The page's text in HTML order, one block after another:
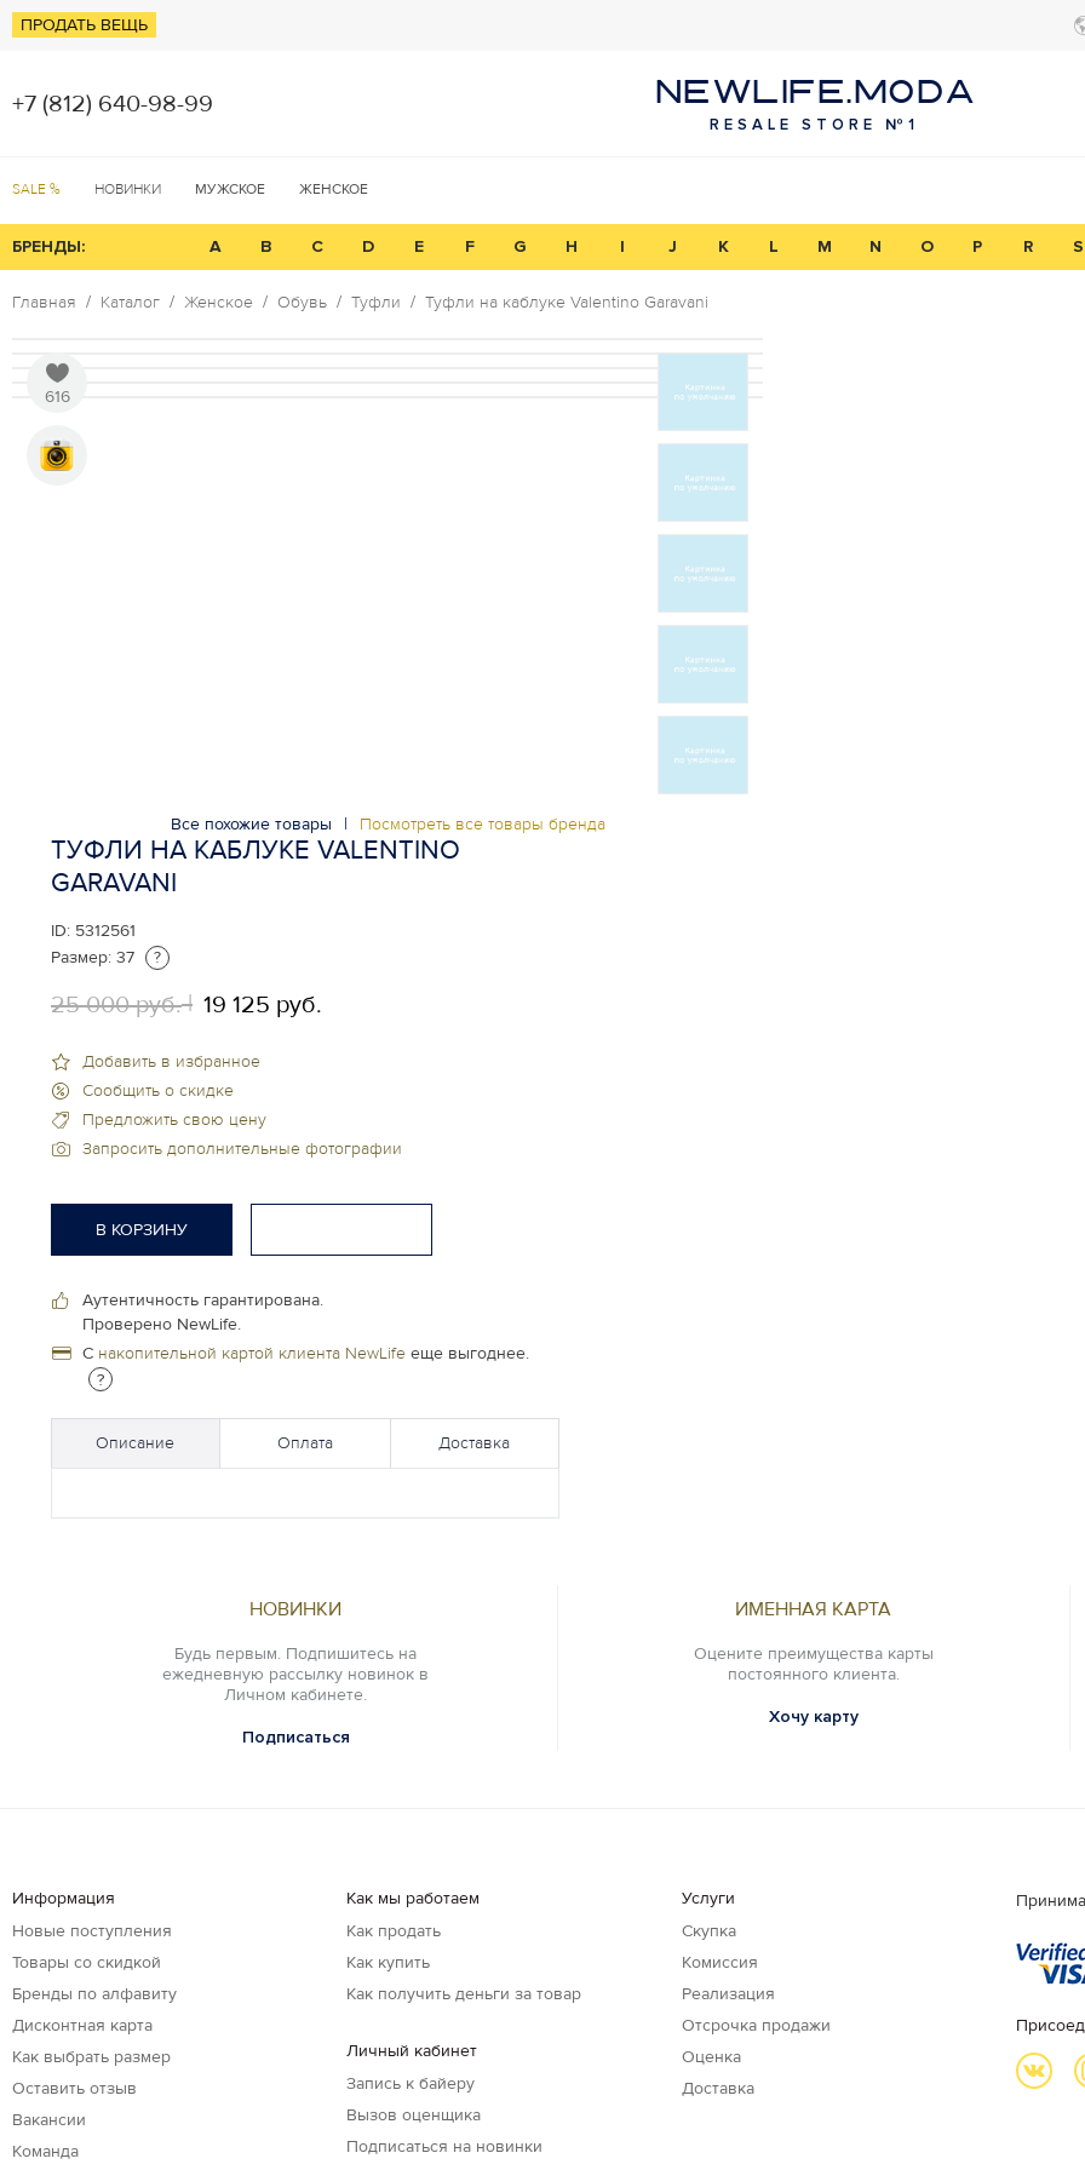
ПРОДАТЬ ВЕЩЬ
+7 (812) 640-98-99 NEWLIFE.MODA
RESALE STORE №1
SALE % НОВИНКИ МУЖСКОЕ ЖЕНСКОЕ
БРЕНДЫ: A B C D E F G H I J K L M N O P R S
Главная Каталог Женское Обувь Туфли Туфли на каблуке Valentino Garavani
616
Все похожие товары | Посмотреть все товары бренда
ТУФЛИ НА КАБЛУКЕ VALENTINO
GARAVANI
ID: 5312561
Размер: 37 ?
25 000 руб. 19 125 руб.
Добавить в избранное
Сообщить о скидке
Предложить свою цену
Запросить дополнительные фотографии
В КОРЗИНУ
Аутентичность гарантирована.
Проверено NewLife.
С накопительной картой клиента NewLife еще выгоднее.
?
Описание Оплата Доставка
НОВИНКИ
Будь первым. Подпишитесь на
ежедневную рассылку новинок в
Личном кабинете.
Подписаться
ИМЕННАЯ КАРТА
Оцените преимущества карты
постоянного клиента.
Хочу карту
Информация
Новые поступления
Товары со скидкой
Бренды по алфавиту
Дисконтная карта
Как выбрать размер
Оставить отзыв
Вакансии
Команда
Как мы работаем
Как продать
Как купить
Как получить деньги за товар
Личный кабинет
Запись к байеру
Вызов оценщика
Подписаться на новинки
Услуги
Скупка
Комиссия
Реализация
Отсрочка продажи
Оценка
Доставка